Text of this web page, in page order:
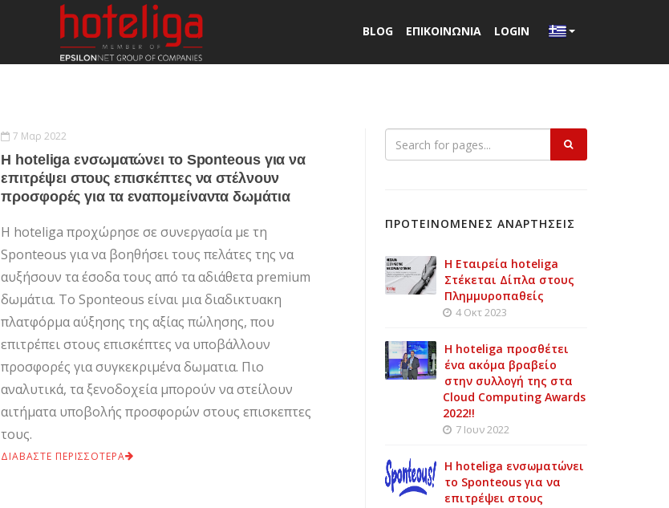
BLOG ΕΠΙΚΟΙΝΩΝΙΑ LOGIN
7 Μαρ 2022
Η hoteliga ενσωματώνει το Sponteous για να
επιτρέψει στους επισκέπτες να στέλνουν
προσφορές για τα εναπομείναντα δωμάτια
Η hoteliga προχώρησε σε συνεργασία με τη
Sponteous για να βοηθήσει τους πελάτες της να
αυξήσουν τα έσοδα τους από τα αδιάθετα premium
δωμάτια. Το Sponteous είναι μια διαδικτυακη
πλατφόρμα αύξησης της αξίας πώλησης, που
επιτρέπει στους επισκέπτες να υποβάλλουν
προσφορές για συγκεκριμένα δωματια. Πιο
αναλυτικά, τα ξενοδοχεία μπορούν να στείλουν
αιτήματα υποβολής προσφορών στους επισκεπτες
τους.
ΔΙΑΒΑΣΤΕ ΠΕΡΙΣΣΟΤΕΡΑ
ΠΡΟΤΕΙΝΟΜΕΝΕΣ ΑΝΑΡΤΗΣΕΙΣ
Η Εταιρεία hoteliga
Στέκεται Δίπλα στους
Πλημμυροπαθείς
4 Οκτ 2023
Η hoteliga προσθέτει
ένα ακόμα βραβείο
στην συλλογή της στα
Cloud Computing Awards
2022!!
7 Ιουν 2022
Η hoteliga ενσωματώνει
το Sponteous για να
επιτρέψει στους